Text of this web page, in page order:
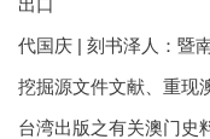
出口
代国庆 | 刻书泽人：暨
挖掘源文件文献、重现
台湾出版之有关澳门史